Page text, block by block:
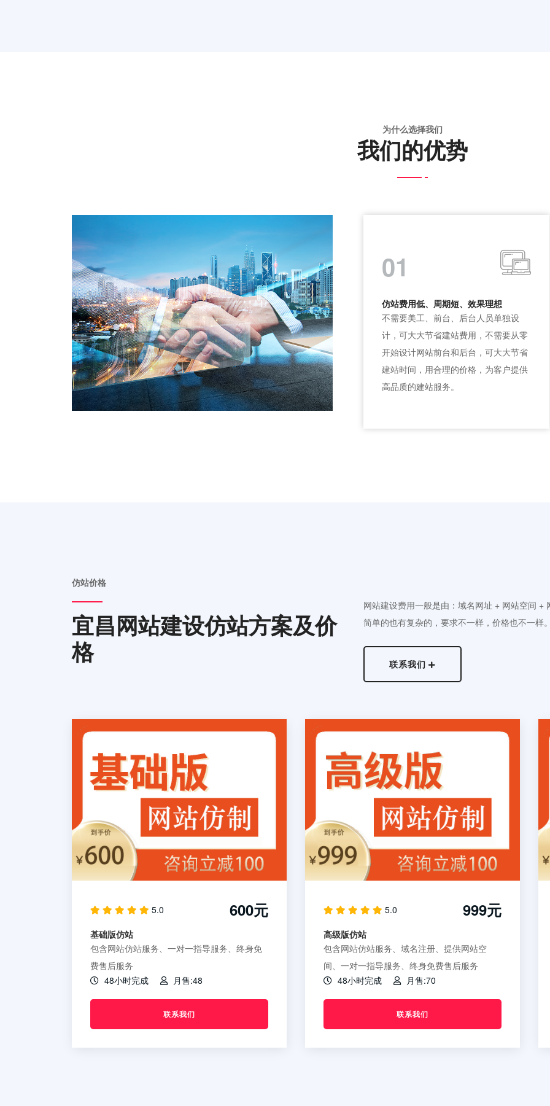
为什么选择我们
我们的优势
01
仿站费用低、周期短、效果理想
不需要美工、前台、后台人员单独设
计，可大大节省建站费用，不需要从零
开始设计网站前台和后台，可大大节省
建站时间，用合理的价格，为客户提供
高品质的建站服务。
仿站价格
宜昌网站建设仿站方案及价
格
网站建设费用一般是由：域名网址 + 网站空间 +
简单的也有复杂的，要求不一样，价格也不一样
联系我们
5.0 600元
基础版仿站
包含网站仿站服务、一对一指导服务、终身免
费售后服务
48小时完成
月售:48
联系我们
5.0 999元
高级版仿站
包含网站仿站服务、域名注册、提供网站空
间、一对一指导服务、终身免费售后服务
48小时完成
月售:70
联系我们